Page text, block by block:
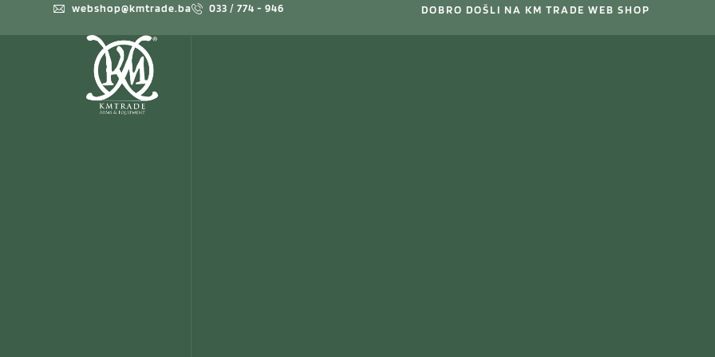
webshop@kmtrade.ba 033 / 774 - 946 DOBRO DOŠLI NA KM TRADE WEB SHOP